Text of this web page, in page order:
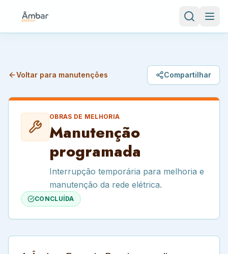
Voltar para manutenções Compartilhar
OBRAS DE MELHORIA
Manutenção
programada
Interrupção temporária para melhoria e
manutenção da rede elétrica.
CONCLUÍDA